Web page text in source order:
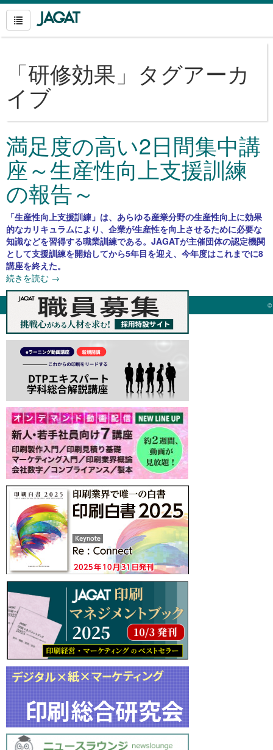
「研修効果 」タグアーカ
イブ
満足度の高い2日間集中講
座～生産性向上支援訓練
の報告～
「生産性向上支援訓練」は、あらゆる産業分野の生産性向上に効果
的なカリキュラムにより、企業が生産性を向上させるために必要な
知識などを習得する職業訓練である。JAGATが主催団体の認定機関
として支援訓練を開始してから5年目を迎え、今年度はこれまでに8
講座を終えた。
続きを読む →
©